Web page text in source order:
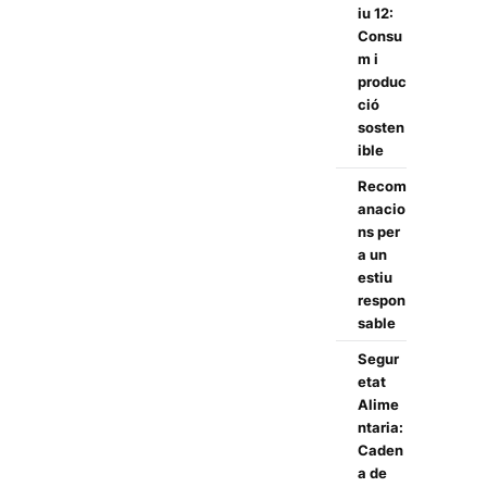
iu 12:
Consu
m i
produc
ció
sosten
ible
Recom
anacio
ns per
a un
estiu
respon
sable
Segur
etat
Alime
ntaria:
Caden
a de